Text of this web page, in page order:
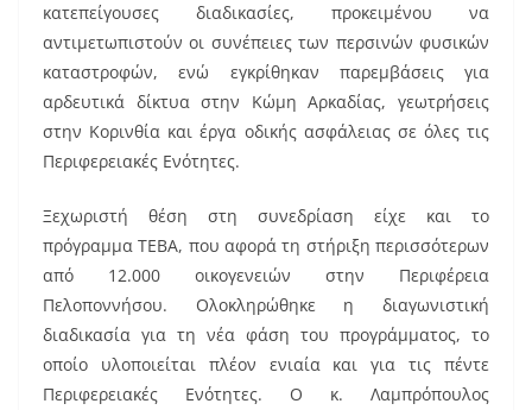
κατεπείγουσες διαδικασίες, προκειμένου να
αντιμετωπιστούν οι συνέπειες των περσινών φυσικών
καταστροφών, ενώ εγκρίθηκαν παρεμβάσεις για
αρδευτικά δίκτυα στην Κώμη Αρκαδίας, γεωτρήσεις
στην Κορινθία και έργα οδικής ασφάλειας σε όλες τις
Περιφερειακές Ενότητες.
Ξεχωριστή θέση στη συνεδρίαση είχε και το
πρόγραμμα ΤΕΒΑ, που αφορά τη στήριξη περισσότερων
από 12.000 οικογενειών στην Περιφέρεια
Πελοποννήσου. Ολοκληρώθηκε η διαγωνιστική
διαδικασία για τη νέα φάση του προγράμματος, το
οποίο υλοποιείται πλέον ενιαία και για τις πέντε
Περιφερειακές Ενότητες. Ο κ. Λαμπρόπουλος